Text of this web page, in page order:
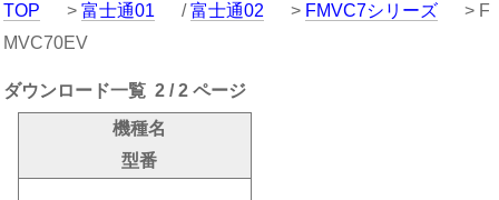
TOP > 富士通01 /富士通02 > FMVC7シリーズ
> F
MVC70EV
ダウンロード一覧 2 / 2 ページ
機種名
型番